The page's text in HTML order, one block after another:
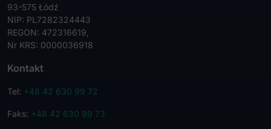
93-575 Łódź
NIP: PL7282324443
REGON: 472316619,
Nr KRS: 0000036918
Kontakt
Tel: +48 42 630 99 72
Faks: +48 42 630 99 73